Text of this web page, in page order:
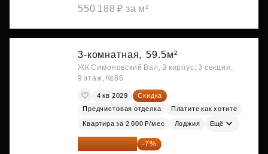
550 188 ₽ за м²
3-комнатная, 59.5м²
ЖК Симоновский Вал, 3 корпус, 3 секция,
9 этаж, №86
4 кв 2029
Скидка
Предчистовая отделка
Платите как хотите
Квартира за 2 000 ₽/мес Лоджия Ещё
33 062 663 ₽ -7%